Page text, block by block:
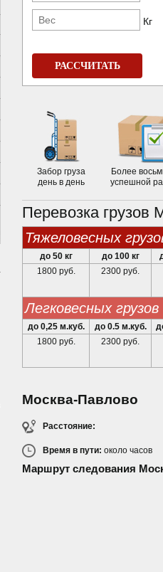
Кг
РАССЧИТАТЬ
Забор груза
день в день
Более
успешной
Перевозка грузов
тяжеловесных
до 50 кг до 100 кг
1800 руб.
2300 руб.
легковесных грузов
до 0,25 м.куб. до 0.5 м.куб.
1800 руб.
2300 руб.
Москва-Павлово
Расстояние:
Время в пути: около часов
Маршрут следования